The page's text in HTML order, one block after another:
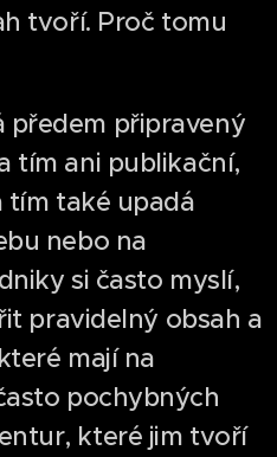
tvoří. Proč tomu
předem připravený
tím ani publikační,
tím také upadá
nebo na
si často myslí,
pravidelný obsah a
mají na
pochybných
které jim tvoří